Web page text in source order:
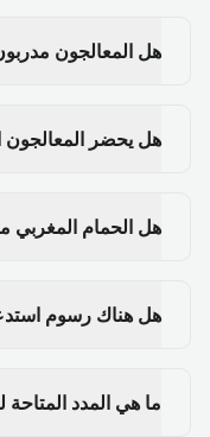
هل المعالجون
هل يحضر المعالجون
هل الحمام المغربي
هل هناك رسوم
ما هي المدد